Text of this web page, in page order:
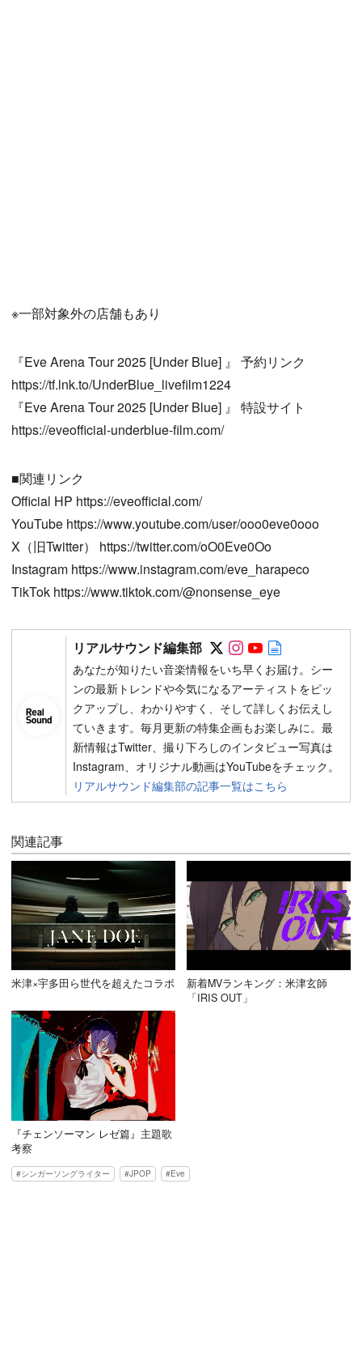
※一部対象外の店舗もあり
『Eve Arena Tour 2025 [Under Blue] 』 予約リンク
https://tf.lnk.to/UnderBlue_livefilm1224
『Eve Arena Tour 2025 [Under Blue] 』 特設サイト
https://eveofficial-underblue-film.com/
■関連リンク
Official HP https://eveofficial.com/
YouTube https://www.youtube.com/user/ooo0eve0ooo
X（旧Twitter） https://twitter.com/oO0Eve0Oo
Instagram https://www.instagram.com/eve_harapeco
TikTok https://www.tiktok.com/@nonsense_eye
リアルサウンド編集部 Follow on SNS
Follow on SNS
Follow on
あなたが知りたい音楽情報をいち早くお届け。シー
ンの最新トレンドや今気になるアーティストをピッ
クアップし、わかりやすく、そして詳しくお伝えし
ていきます。毎月更新の特集企画もお楽しみに。最
新情報はTwitter、撮り下ろしのインタビュー写真は
Instagram、オリジナル動画はYouTubeをチェック。
リアルサウンド編集部の記事一覧はこちら
関連記事
米津×宇多田ら世代を超えたコラボ
新着MVランキング：米津玄師
「IRIS OUT」
『チェンソーマン レゼ篇』主題歌
考察
シンガーソングライター JPOP Eve